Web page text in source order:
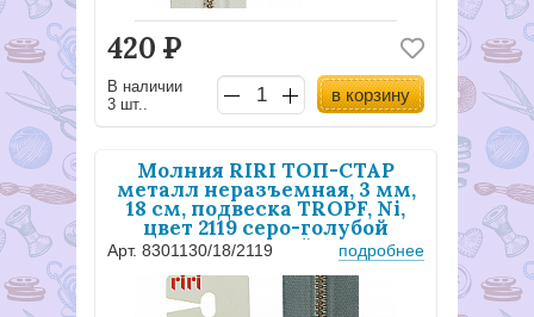
420 Р
В наличии
3 шт..
в корзину
Молния RIRI ТОП-СТАР
металл неразъемная, 3 мм,
18 см, подвеска TROPF, Ni,
цвет 2119 серо-голубой
светлый
Арт. 8301130/18/2119 подробнее